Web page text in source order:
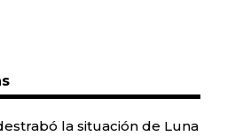
la situación de Luna